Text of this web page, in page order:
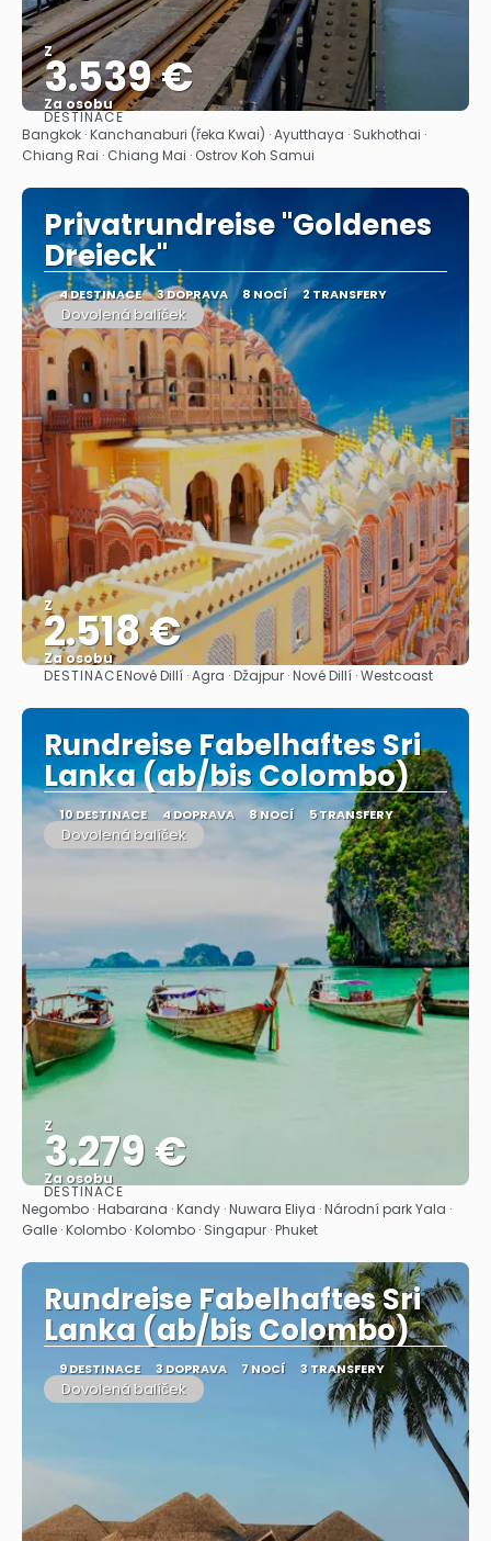
Z
3.539 €
Za osobu
Zobrazit
DESTINACE
Bangkok · Kanchanaburi (řeka Kwai) · Ayutthaya · Sukhothai ·
Chiang Rai · Chiang Mai · Ostrov Koh Samui
Privatrundreise "Goldenes
Dreieck"
4 DESTINACE 3 DOPRAVA 8 NOCÍ 2 TRANSFERY
Dovolená balíček
Z
2.518 €
Za osobu
Zobrazit
DESTINACENové Dillí · Agra · Džajpur · Nové Dillí · Westcoast
Rundreise Fabelhaftes Sri
Lanka (ab/bis Colombo)
10 DESTINACE 4 DOPRAVA 8 NOCÍ 5 TRANSFERY
Dovolená balíček
Z
3.279 €
Za osobu
Zobrazit
DESTINACE
Negombo · Habarana · Kandy · Nuwara Eliya · Národní park Yala ·
Galle · Kolombo · Kolombo · Singapur · Phuket
Rundreise Fabelhaftes Sri
Lanka (ab/bis Colombo)
9 DESTINACE 3 DOPRAVA 7 NOCÍ 3 TRANSFERY
Dovolená balíček